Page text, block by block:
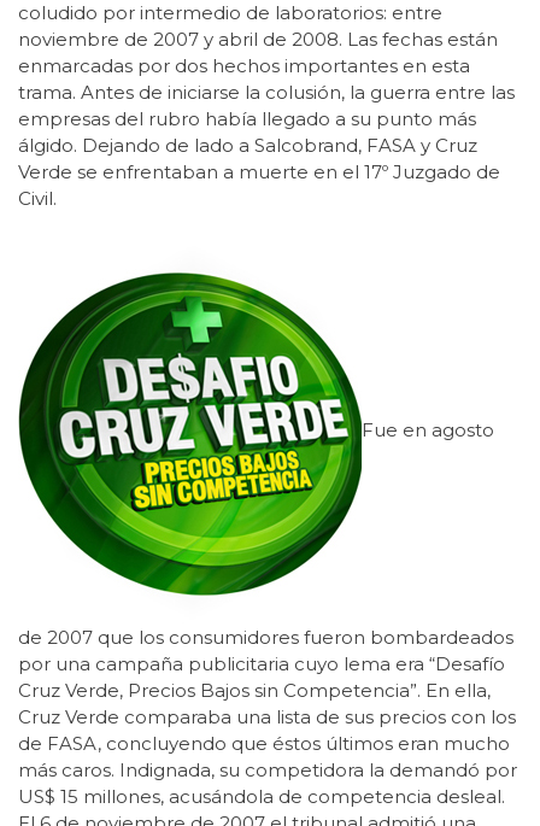
coludido por intermedio de laboratorios: entre
noviembre de 2007 y abril de 2008. Las fechas están
enmarcadas por dos hechos importantes en esta
trama. Antes de iniciarse la colusión, la guerra entre las
empresas del rubro había llegado a su punto más
álgido. Dejando de lado a Salcobrand, FASA y Cruz
Verde se enfrentaban a muerte en el 17º Juzgado de
Civil.
Fue en agosto
de 2007 que los consumidores fueron bombardeados
por una campaña publicitaria cuyo lema era “Desafío
Cruz Verde, Precios Bajos sin Competencia”. En ella,
Cruz Verde comparaba una lista de sus precios con los
de FASA, concluyendo que éstos últimos eran mucho
más caros. Indignada, su competidora la demandó por
US$ 15 millones, acusándola de competencia desleal.